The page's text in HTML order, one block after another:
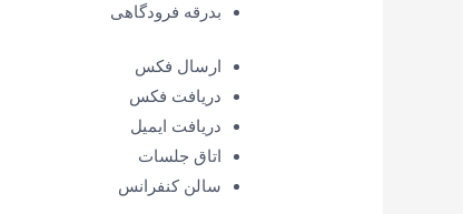
بدرقه فرودگاهی
ارسال فکس
دریافت فکس
دریافت ایمیل
اتاق جلسات
سالن کنفرانس